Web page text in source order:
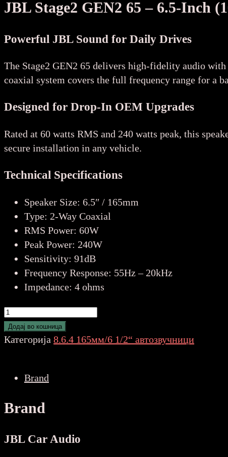
JBL Stage2 GEN2 65 – 6.5-Inch
Powerful JBL Sound for Daily Drives
The Stage2 GEN2 65 delivers high-fidelity audio
coaxial system covers the full frequency range for a
Designed for Drop-In OEM Upgrades
Rated at 60 watts RMS and 240 watts peak, this
secure installation in any vehicle.
Technical Specifications
Speaker Size: 6.5″ / 165mm
Type: 2-Way Coaxial
RMS Power: 60W
Peak Power: 240W
Sensitivity: 91dB
Frequency Response: 55Hz – 20kHz
Impedance: 4 ohms
JBL
Stage2
65
16.5-
)
количина
Додај во кошница
Категорија 8.6.4 165мм/6 1/2“ автозвучници
Brand
Brand
JBL Car Audio